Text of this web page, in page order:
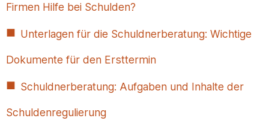
Firmen Hilfe bei Schulden?
Unterlagen für die Schuldnerberatung: Wichtige
Dokumente für den Ersttermin
Schuldnerberatung: Aufgaben und Inhalte der
Schuldenregulierung